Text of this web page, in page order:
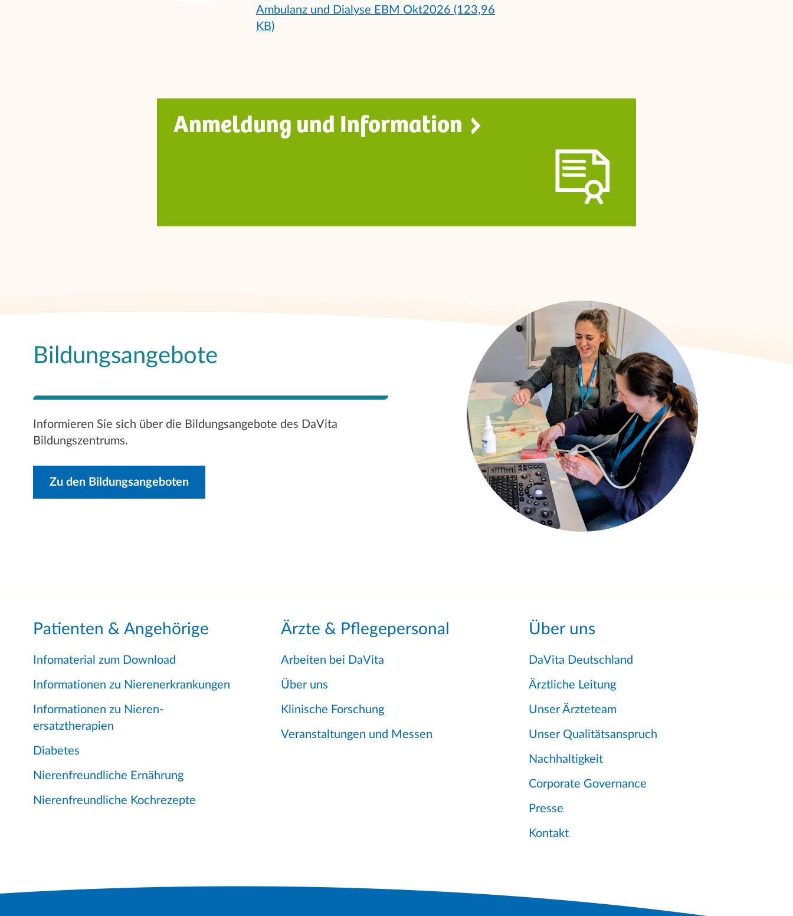
Ambulanz und Dialyse EBM Okt2026 (123,96
KB)
Anmeldung und Information
Bildungsangebote
Informieren Sie sich über die Bildungsangebote des DaVita
Bildungszentrums.
Zu den Bildungsangeboten
Patienten & Angehörige
Infomaterial zum Download
Informationen zu Nierenerkrankungen
Informationen zu Nieren-
ersatztherapien
Diabetes
Nierenfreundliche Ernährung
Nierenfreundliche Kochrezepte
Ärzte & Pflegepersonal
Arbeiten bei DaVita
Über uns
Klinische Forschung
Veranstaltungen und Messen
Über uns
DaVita Deutschland
Ärztliche Leitung
Unser Ärzteteam
Unser Qualitätsanspruch
Nachhaltigkeit
Corporate Governance
Presse
Kontakt